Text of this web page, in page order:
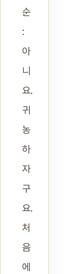
순
:
아
니
요.
귀
농
하
자
구
요.
처
음
에